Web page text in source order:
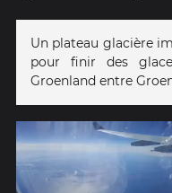
Un plateau glacière
pour finir des
Groenland entre